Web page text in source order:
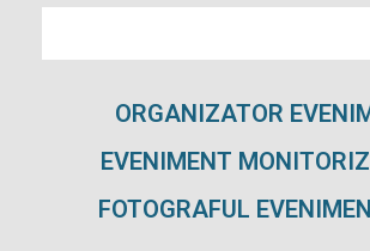
ORGANIZATOR
EVENIMENT
FOTOGRAFUL